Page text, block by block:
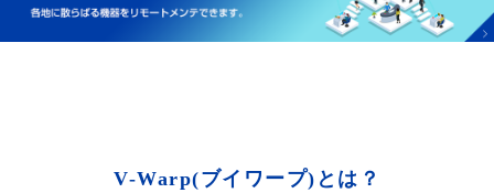
V-Warp(ブイワープ)とは？